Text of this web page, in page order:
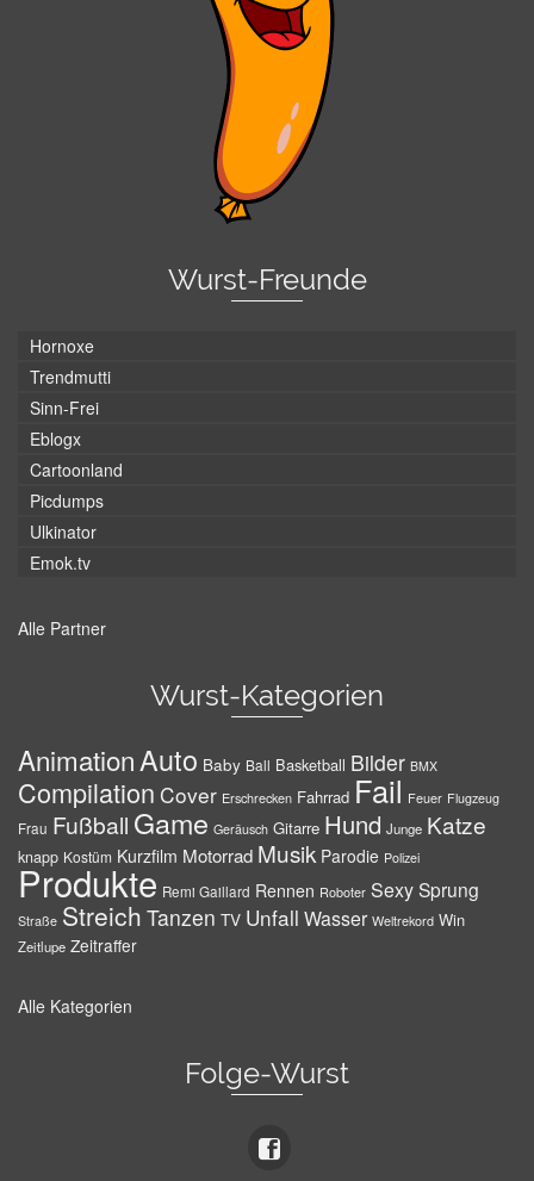
Wurst-Freunde
Hornoxe
Trendmutti
Sinn-Frei
Eblogx
Cartoonland
Picdumps
Ulkinator
Emok.tv
Alle Partner
Wurst-Kategorien
AnimationAuto Baby Ball Basketball Bilder BMX
Compilation Cover Erschrecken Fahrrad Fail Feuer Flugzeug
Frau Fußball Game Geräusch Gitarre Hund Junge Katze
knapp Kostüm Kurzfilm Motorrad Musik Parodie Polizei
Produkte Remi Gaillard Rennen Roboter SexySprung
Straße Streich Tanzen TV Unfall Wasser Weltrekord Win
Zeitlupe Zeitraffer
Alle Kategorien
Folge-Wurst